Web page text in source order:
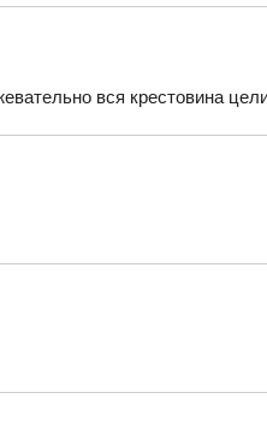
вся крестовина